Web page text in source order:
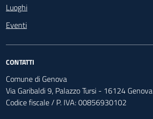
Luoghi
Eventi
CONTATTI
Comune di Genova
Via Garibaldi 9, Palazzo Tursi - 16124 Genova
Codice fiscale / P. IVA: 00856930102